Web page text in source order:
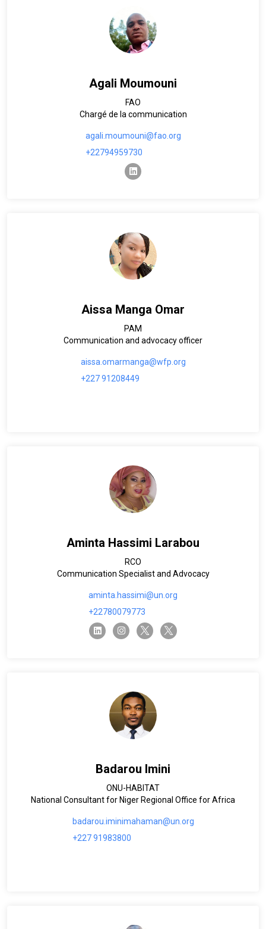
Agali Moumouni
FAO
Chargé de la communication
agali.moumouni@fao.org
+22794959730
linkedin
Aissa Manga Omar
PAM
Communication and advocacy officer
aissa.omarmanga@wfp.org
+227 91208449
Aminta Hassimi Larabou
RCO
Communication Specialist and Advocacy
aminta.hassimi@un.org
+22780079773
linkedininstagramtwitter-xtwitter-x
Badarou Imini
ONU-HABITAT
National Consultant for Niger Regional Office for Africa
badarou.iminimahaman@un.org
+227 91983800